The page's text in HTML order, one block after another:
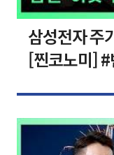
삼성전자 주
[찐코노미]